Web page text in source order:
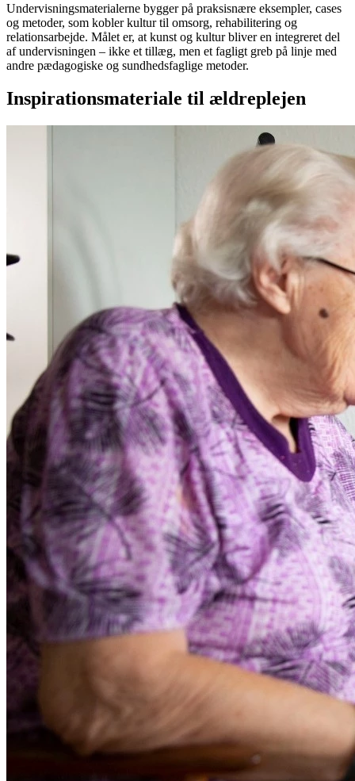
Undervisningsmaterialerne bygger på praksisnære eksempler, cases
og metoder, som kobler kultur til omsorg, rehabilitering og
relationsarbejde. Målet er, at kunst og kultur bliver en integreret del
af undervisningen – ikke et tillæg, men et fagligt greb på linje med
andre pædagogiske og sundhedsfaglige metoder.
Inspirationsmateriale til ældreplejen